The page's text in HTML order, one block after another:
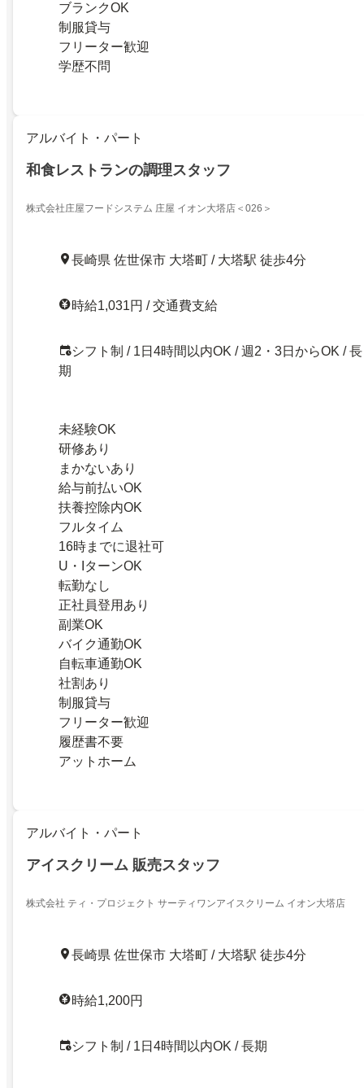
ブランクOK
制服貸与
フリーター歓迎
学歴不問
アルバイト・パート
和食レストランの調理スタッフ
株式会社庄屋フードシステム 庄屋 イオン大塔店＜026＞
長崎県 佐世保市 大塔町 / 大塔駅 徒歩4分
時給1,031円 / 交通費支給
シフト制 / 1日4時間以内OK / 週2・3日からOK / 長
期
未経験OK
研修あり
まかないあり
給与前払いOK
扶養控除内OK
フルタイム
16時までに退社可
U・IターンOK
転勤なし
正社員登用あり
副業OK
バイク通勤OK
自転車通勤OK
社割あり
制服貸与
フリーター歓迎
履歴書不要
アットホーム
アルバイト・パート
アイスクリーム 販売スタッフ
株式会社 ティ・プロジェクト サーティワンアイスクリーム イオン大塔店
長崎県 佐世保市 大塔町 / 大塔駅 徒歩4分
時給1,200円
シフト制 / 1日4時間以内OK / 長期